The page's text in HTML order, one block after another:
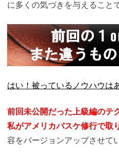
に多くの気づきを与えること
はい！被っているノウハウは
前回未公開だった上級編のテ
私がアメリカバスケ修行で取
容をバージョンアップさせて